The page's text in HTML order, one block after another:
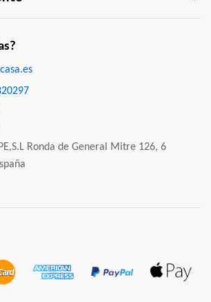
Ronda de General Mitre 126, 6